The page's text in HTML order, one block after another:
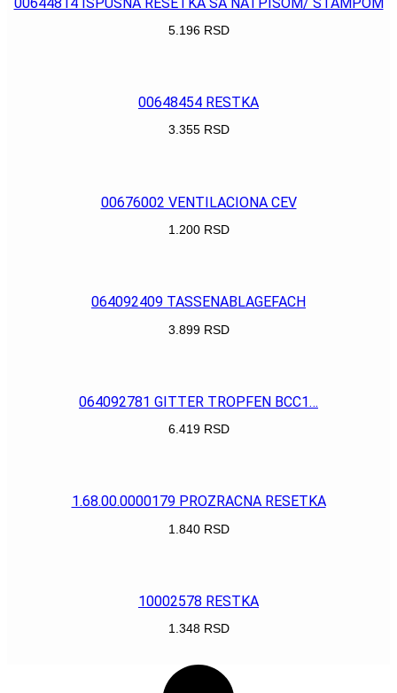
5.196 RSD
00648454 RESTKA
3.355 RSD
00676002 VENTILACIONA CEV
1.200 RSD
064092409 TASSENABLAGEFACH
3.899 RSD
064092781 GITTER TROPFEN BCC1…
6.419 RSD
1.68.00.0000179 PROZRACNA RESETKA
1.840 RSD
10002578 RESTKA
1.348 RSD